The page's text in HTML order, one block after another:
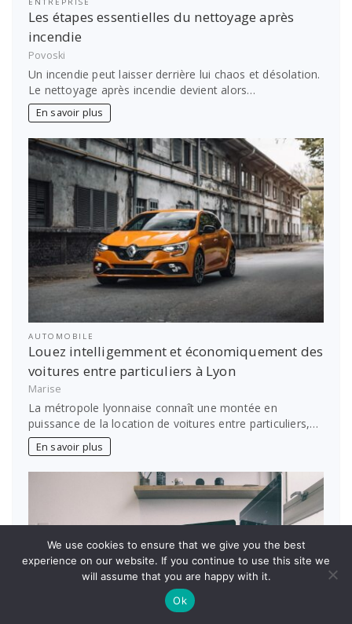
ENTREPRISE
Les étapes essentielles du nettoyage après
incendie
Povoski
Un incendie peut laisser derrière lui chaos et désolation.
Le nettoyage après incendie devient alors…
En savoir plus
AUTOMOBILE
Louez intelligemment et économiquement des
voitures entre particuliers à Lyon
Marise
La métropole lyonnaise connaît une montée en
puissance de la location de voitures entre particuliers,…
En savoir plus
We use cookies to ensure that we give you the best
experience on our website. If you continue to use this site we
will assume that you are happy with it.
Ok